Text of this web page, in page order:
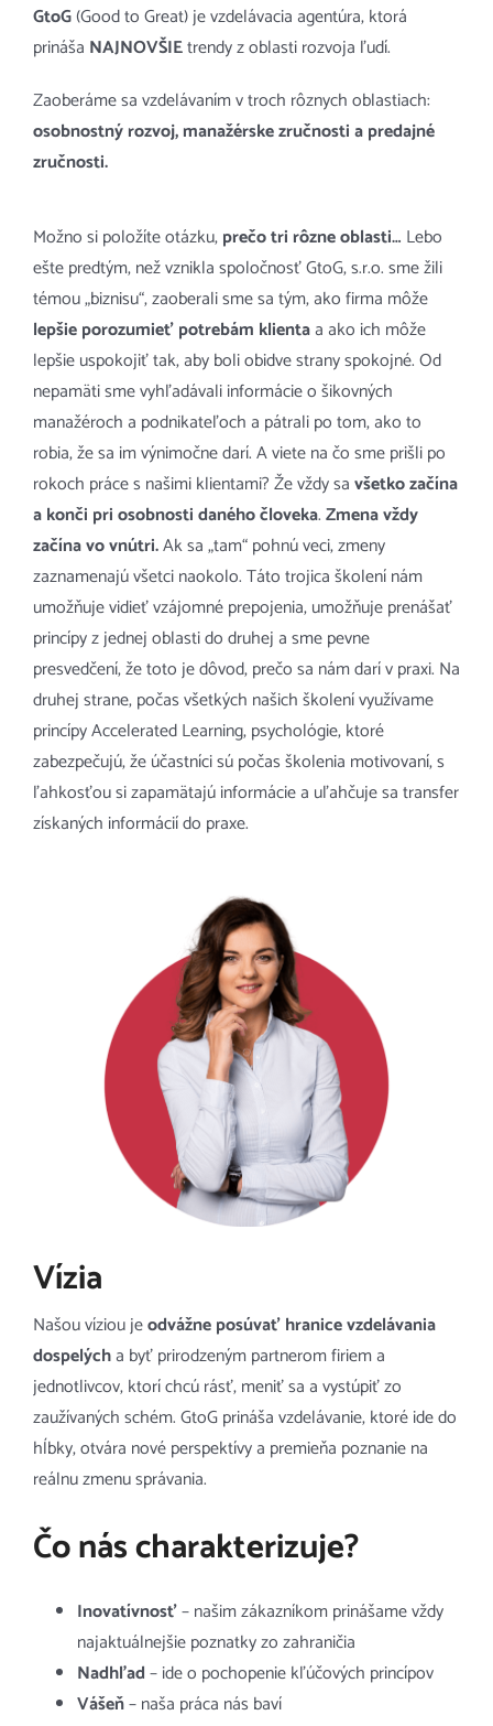
GtoG(Good to Great) je vzdelávacia agentúra, ktorá
prináša NAJNOVŠIEtrendy z oblasti rozvoja ľudí.
Zaoberáme sa vzdelávaním v troch rôznych oblastiach:
osobnostný rozvoj, manažérske zručnosti a predajné
zručnosti.
Možno si položíte otázku,prečo tri rôzne oblasti… Lebo
ešte predtým, než vznikla spoločnosť GtoG, s.r.o. sme žili
témou „biznisu“, zaoberali sme sa tým, ako firma môže
lepšie porozumieť potrebám klientaa ako ich môže
lepšie uspokojiť tak, aby boli obidve strany spokojné. Od
nepamäti sme vyhľadávali informácie o šikovných
manažéroch a podnikateľoch a pátrali po tom, ako to
robia, že sa im výnimočne darí. A viete na čo sme prišli po
rokoch práce s našimi klientami? Že vždy savšetko začína
a konči pri osobnosti daného človeka.Zmena vždy
začína vo vnútri.Ak sa „tam“ pohnú veci, zmeny
zaznamenajú všetci naokolo. Táto trojica školení nám
umožňuje vidieť vzájomné prepojenia, umožňuje prenášať
princípy z jednej oblasti do druhej a sme pevne
presvedčení, že toto je dôvod, prečo sa nám darí v praxi. Na
druhej strane, počas všetkých našich školení využívame
princípy Accelerated Learning, psychológie, ktoré
zabezpečujú, že účastníci sú počas školenia motivovaní, s
ľahkosťou si zapamätajú informácie a uľahčuje sa transfer
získaných informácií do praxe.
Vízia
Našou víziou jeodvážne posúvať hranice vzdelávania
dospelýcha byť prirodzeným partnerom firiem a
jednotlivcov, ktorí chcú rásť, meniť sa a vystúpiť zo
zaužívaných schém. GtoG prináša vzdelávanie, ktoré ide do
hĺbky, otvára nové perspektívy a premieňa poznanie na
reálnu zmenu správania.
Čo nás charakterizuje?
Inovatívnosť– našim zákazníkom prinášame vždy
najaktuálnejšie poznatky zo zahraničia
Nadhľad– ide o pochopenie kľúčových princípov
Vášeň– naša práca nás baví